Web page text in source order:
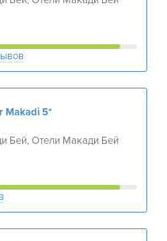
Makadi5*
Бей, Отели Макади Бей